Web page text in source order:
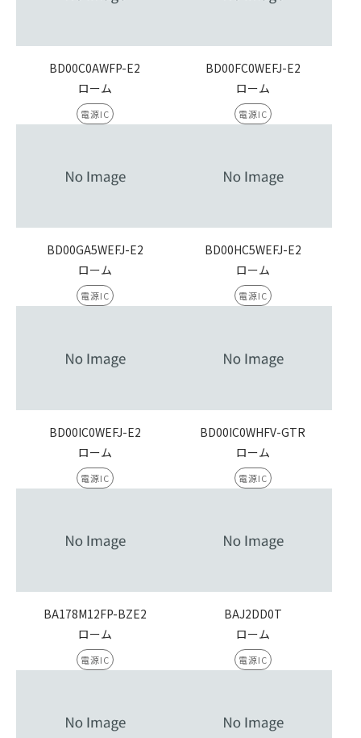
BD00C0AWFP-E2
ローム
電源IC
BD00FC0WEFJ-E2
ローム
電源IC
BD00GA5WEFJ-E2
ローム
電源IC
BD00HC5WEFJ-E2
ローム
電源IC
BD00IC0WEFJ-E2
ローム
電源IC
BD00IC0WHFV-GTR
ローム
電源IC
BA178M12FP-BZE2
ローム
電源IC
BAJ2DD0T
ローム
電源IC